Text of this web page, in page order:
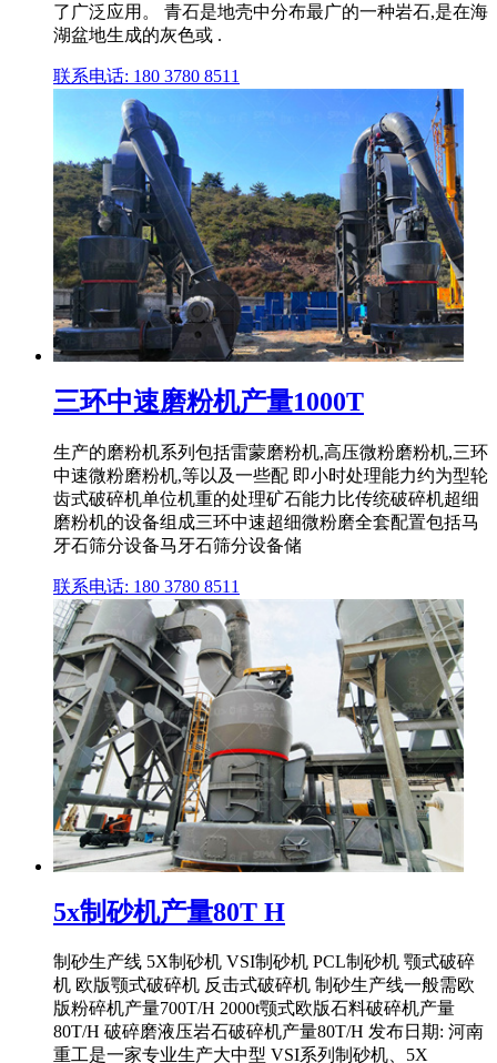
了广泛应用。 青石是地壳中分布最广的一种岩石,是在海
湖盆地生成的灰色或 .
联系电话: 180 3780 8511
三环中速磨粉机产量1000T
生产的磨粉机系列包括雷蒙磨粉机,高压微粉磨粉机,三环
中速微粉磨粉机,等以及一些配 即小时处理能力约为型轮
齿式破碎机单位机重的处理矿石能力比传统破碎机超细
磨粉机的设备组成三环中速超细微粉磨全套配置包括马
牙石筛分设备马牙石筛分设备储
联系电话: 180 3780 8511
5x制砂机产量80T H
制砂生产线 5X制砂机 VSI制砂机 PCL制砂机 颚式破碎
机 欧版颚式破碎机 反击式破碎机 制砂生产线一般需欧
版粉碎机产量700T/H 2000t颚式欧版石料破碎机产量
80T/H 破碎磨液压岩石破碎机产量80T/H 发布日期: 河南
重工是一家专业生产大中型 VSI系列制砂机、5X